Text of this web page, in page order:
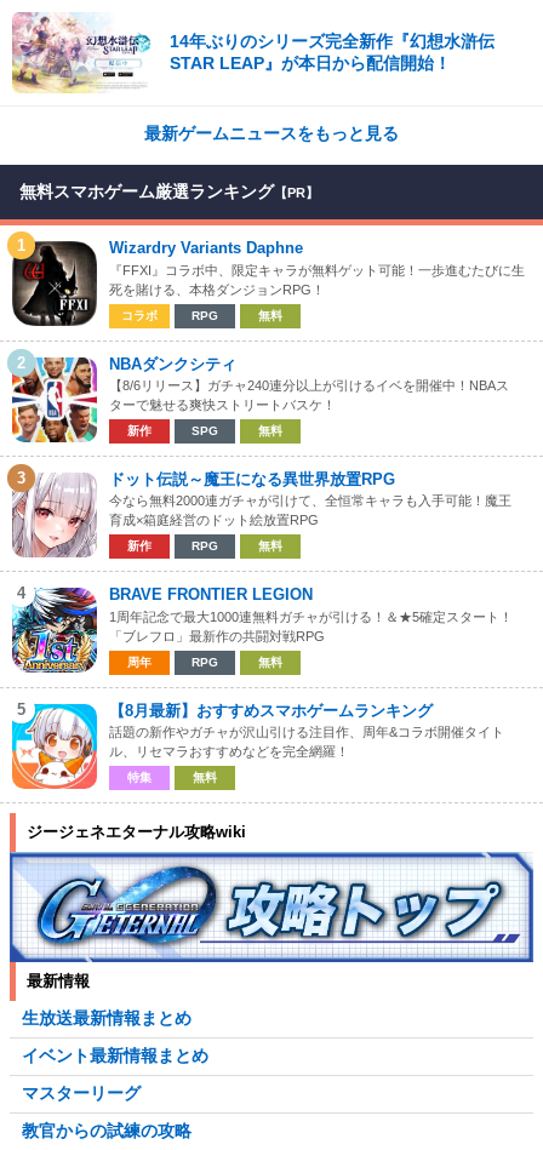
14年ぶりのシリーズ完全新作『幻想水滸伝
STAR LEAP』が本日から配信開始！
最新ゲームニュースをもっと見る
無料スマホゲーム厳選ランキング 【PR】
1 Wizardry Variants Daphne
『FFXI』コラボ中、限定キャラが無料ゲット可能！一歩進むたびに生
死を賭ける、本格ダンジョンRPG！
コラボ RPG 無料
2 NBAダンクシティ
【8/6リリース】ガチャ240連分以上が引けるイベを開催中！NBAス
ターで魅せる爽快ストリートバスケ！
新作 SPG 無料
3 ドット伝説～魔王になる異世界放置RPG
今なら無料2000連ガチャが引けて、全恒常キャラも入手可能！魔王
育成×箱庭経営のドット絵放置RPG
新作 RPG 無料
4 BRAVE FRONTIER LEGION
1周年記念で最大1000連無料ガチャが引ける！＆★5確定スタート！
「ブレフロ」最新作の共闘対戦RPG
周年 RPG 無料
5 【8月最新】おすすめスマホゲームランキング
話題の新作やガチャが沢山引ける注目作、周年&コラボ開催タイト
ル、リセマラおすすめなどを完全網羅！
特集 無料
ジージェネエターナル攻略wiki
最新情報
生放送最新情報まとめ
イベント最新情報まとめ
マスターリーグ
教官からの試練の攻略